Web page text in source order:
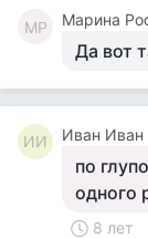
МР Марина
Да вот
ИИ Иван Иван
по
одного
8 лет